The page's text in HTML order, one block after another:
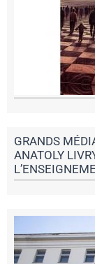
GRANDS
ANATOLY